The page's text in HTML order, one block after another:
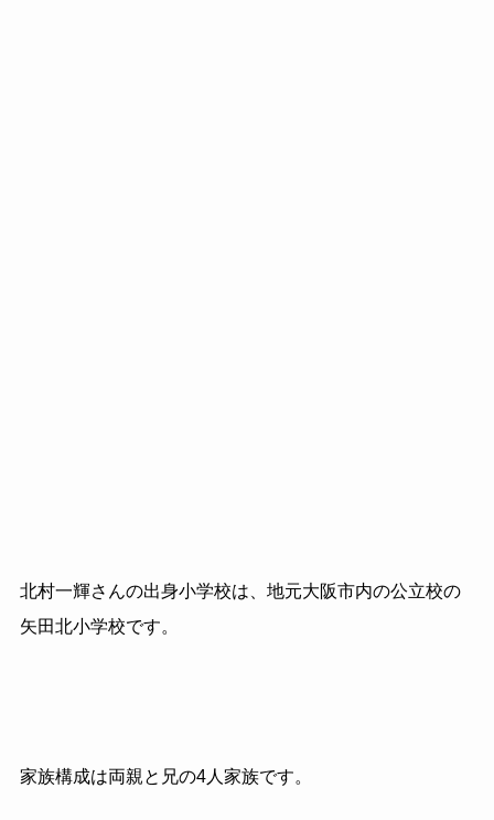
北村一輝さんの出身小学校は、地元大阪市内の公立校の
矢田北小学校です。
家族構成は両親と兄の4人家族です。